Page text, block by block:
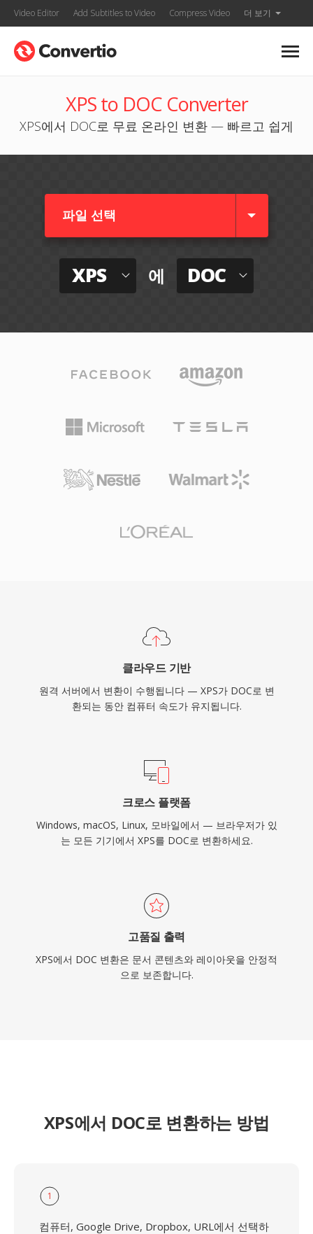
Video Editor Add Subtitles to Video Compress Video 더 보기
XPS to DOC Converter
XPS에서 DOC로 무료 온라인 변환 — 빠르고 쉽게
파일 선택
XPS 에 DOC
클라우드 기반
원격 서버에서 변환이 수행됩니다 — XPS가 DOC로 변
환되는 동안 컴퓨터 속도가 유지됩니다.
크로스 플랫폼
Windows, macOS, Linux, 모바일에서 — 브라우저가 있
는 모든 기기에서 XPS를 DOC로 변환하세요.
고품질 출력
XPS에서 DOC 변환은 문서 콘텐츠와 레이아웃을 안정적
으로 보존합니다.
XPS에서 DOC로 변환하는 방법
1
컴퓨터, Google Drive, Dropbox, URL에서 선택하